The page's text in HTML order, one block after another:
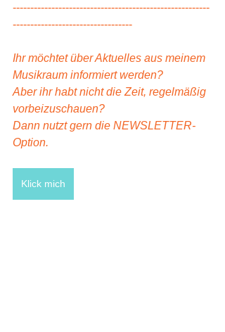
--------------------------------------------------------
----------------------------------
Ihr möchtet über Aktuelles aus meinem
Musikraum informiert werden?
Aber ihr habt nicht die Zeit, regelmäßig
vorbeizuschauen?
Dann nutzt gern die NEWSLETTER-
Option.
Klick mich